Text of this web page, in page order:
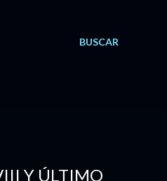
BUSCAR
Y ÚLTIMO